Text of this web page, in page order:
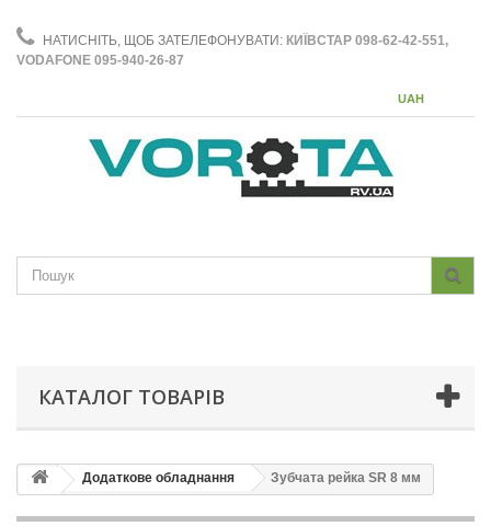
НАТИСНІТЬ, ЩОБ ЗАТЕЛЕФОНУВАТИ: КИЇВСТАР 098-62-42-551,
VODAFONE 095-940-26-87
UAH
КАТАЛОГ ТОВАРІВ
Додаткове обладнання Зубчата рейка SR 8 мм